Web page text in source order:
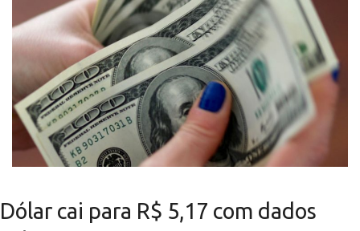
Dólar cai para R$ 5,17 com dados